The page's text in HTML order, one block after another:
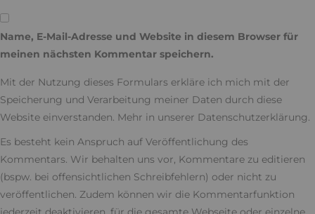
Name, E-Mail-Adresse und Website in diesem Browser für
meinen nächsten Kommentar speichern.
Mit der Nutzung dieses Formulars erkläre ich mich mit der
Speicherung und Verarbeitung meiner Daten durch diese
Website einverstanden. Mehr in unserer Datenschutzerklärung.
Es besteht kein Anspruch auf Veröffentlichung des
Kommentars. Wir behalten uns vor, Kommentare zu editieren
(bspw. bei offensichtlichen Schreibfehlern) oder nicht zu
veröffentlichen. Zudem können wir die Kommentarfunktion